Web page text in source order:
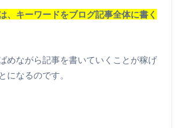
、キーワードをブログ記事全体に書く
めながら記事を書いていくことが稼げ
になるのです。